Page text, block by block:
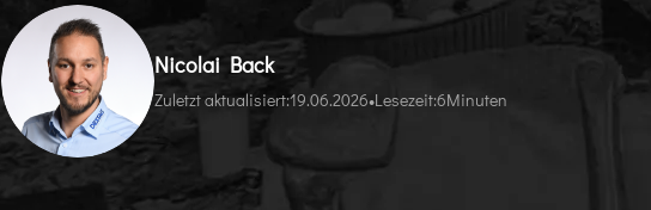
Nicolai Back
Zuletzt aktualisiert:19.06.2026•Lesezeit:6Minuten